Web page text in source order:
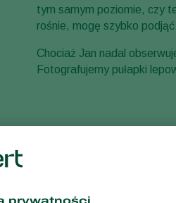
tym samym poziomie, czy
rośnie, mogę szybko
Chociaż Jan nadal
Fotografujemy pułapki
do zrozumienia wykresach.
oszczędzamy ogromną ilość